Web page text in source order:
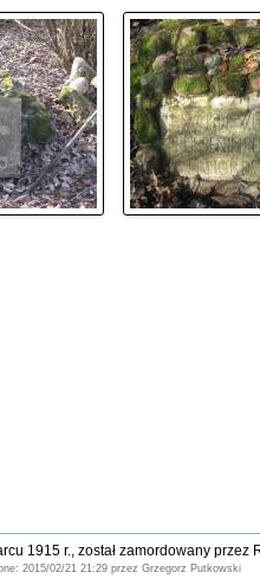
1915 r., został zamordowany przez
2015/02/21 21:29 przez Grzegorz Putkowski